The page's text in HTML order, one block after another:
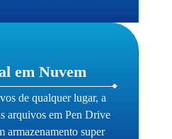
em Nuvem
de qualquer lugar, a
arquivos em Pen Drive
armazenamento super